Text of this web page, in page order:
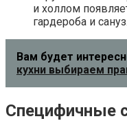
и холлом
гардероба и
Вам будет
кухни выбираем
Специфичные